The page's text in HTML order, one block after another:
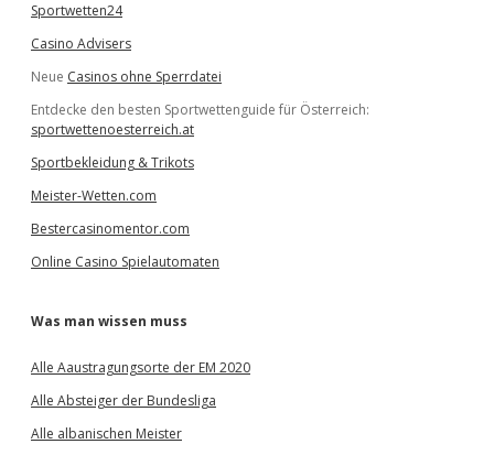
Sportwetten24
Casino Advisers
Neue Casinos ohne Sperrdatei
Entdecke den besten Sportwettenguide für Österreich:
sportwettenoesterreich.at
Sportbekleidung & Trikots
Meister-Wetten.com
Bestercasinomentor.com
Online Casino Spielautomaten
Was man wissen muss
Alle Aaustragungsorte der EM 2020
Alle Absteiger der Bundesliga
Alle albanischen Meister